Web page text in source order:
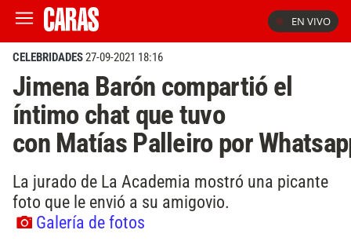
EN VIVO
CELEBRIDADES27-09-2021 18:16
Jimena Barón compartió el
íntimo chat que tuvo
con Matías Palleiro por
La jurado de La Academia mostró una picante
foto que le envió a su amigovio.
Galería de fotos